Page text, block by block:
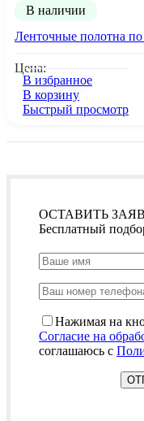
В наличии
Ленточные полотна по
Цена:
В избранное
В корзину
Быстрый просмотр
ОСТАВИТЬ
Бесплатный
Нажимая на
Согласие на
соглашаюсь с